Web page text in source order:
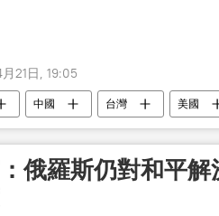
21日, 19:05
中國 台灣 美國
俄羅斯仍對和平